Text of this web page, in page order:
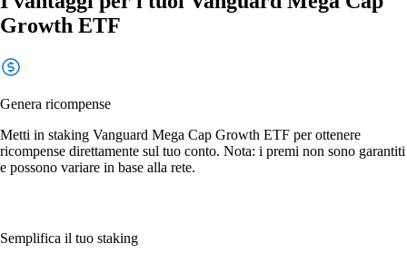
Growth ETF
Genera ricompense
Metti in staking Vanguard Mega Cap Growth ETF per ottenere
ricompense direttamente sul tuo conto. Nota: i premi non sono garantiti
e possono variare in base alla rete.
Semplifica il tuo staking